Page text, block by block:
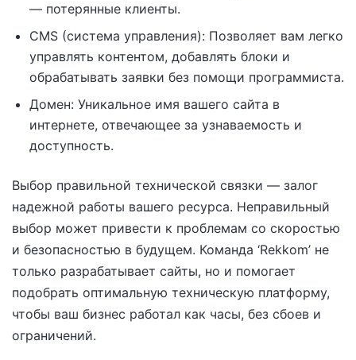
— потерянные клиенты.
CMS (система управления): Позволяет вам легко
управлять контентом, добавлять блоки и
обрабатывать заявки без помощи программиста.
Домен: Уникальное имя вашего сайта в
интернете, отвечающее за узнаваемость и
доступность.
Выбор правильной технической связки — залог
надежной работы вашего ресурса. Неправильный
выбор может привести к проблемам со скоростью
и безопасностью в будущем. Команда ‘Rekkom’ не
только разрабатывает сайты, но и помогает
подобрать оптимальную техническую платформу,
чтобы ваш бизнес работал как часы, без сбоев и
ограничений.